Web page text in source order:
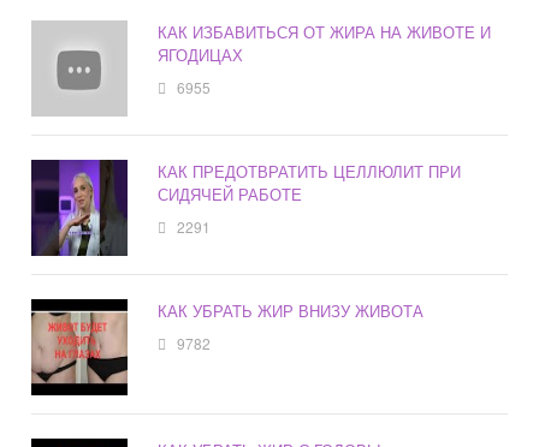
КАК ИЗБАВИТЬСЯ ОТ ЖИРА НА ЖИВОТЕ И
ЯГОДИЦАХ
6955
КАК ПРЕДОТВРАТИТЬ ЦЕЛЛЮЛИТ ПРИ
СИДЯЧЕЙ РАБОТЕ
2291
КАК УБРАТЬ ЖИР ВНИЗУ ЖИВОТА
9782